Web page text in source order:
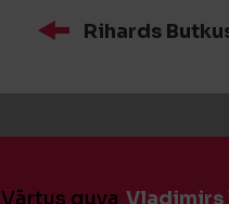
Rihards
Vārtus guva Vladimirs